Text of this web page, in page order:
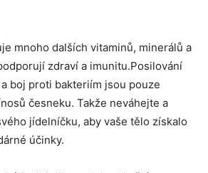
⁤mnoho dalších vitaminů, minerálů a
‍zdraví a ​imunitu.Posilování
boj ⁤proti bakteriím jsou pouze
⁤česneku. Takže⁢ neváhejte​ a
⁣jídelníčku, ‌aby vaše tělo​ získalo⁤
účinky.